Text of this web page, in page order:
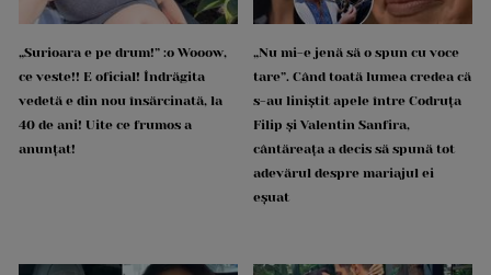
„Surioara e pe drum!” :o Wooow,
ce veste!! E oficial! Îndrăgita
vedetă e din nou însărcinată, la
40 de ani! Uite ce frumos a
anunțat!
„Nu mi-e jenă să o spun cu voce
tare”. Când toată lumea credea că
s-au liniștit apele între Codruța
Filip și Valentin Sanfira,
cântăreața a decis să spună tot
adevărul despre mariajul ei
eșuat